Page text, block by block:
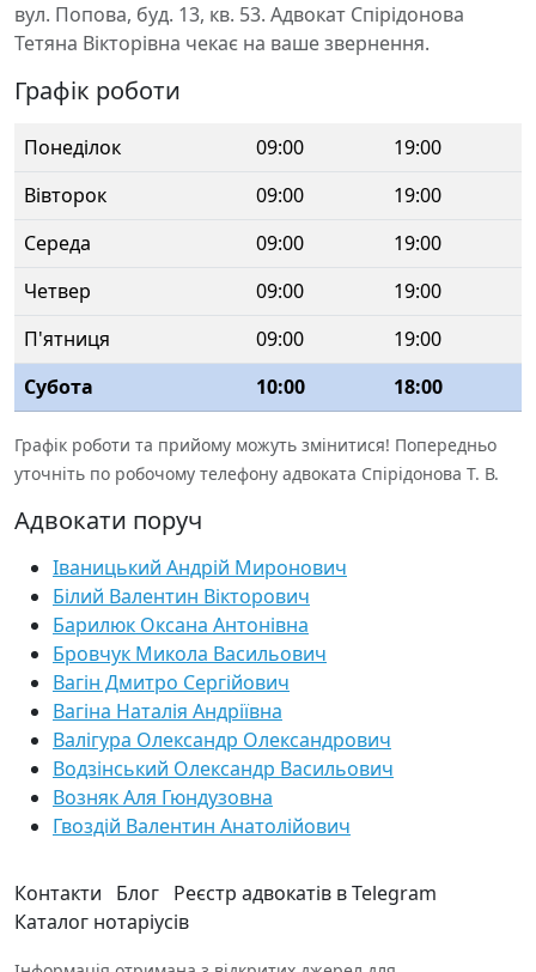
вул. Попова, буд. 13, кв. 53. Адвокат Спірідонова
Тетяна Вікторівна чекає на ваше звернення.
Графік роботи
Понеділок 09:00
19:00
Вівторок
09:00
19:00
Середа
09:00
19:00
Четвер
09:00
19:00
П'ятниця
09:00
19:00
Субота
10:00 18:00
Графік роботи та прийому можуть змінитися! Попередньо
уточніть по робочому телефону адвоката Спірідонова Т. В.
Адвокати поруч
Іваницький Андрій Миронович
Білий Валентин Вікторович
Барилюк Оксана Антонівна
Бровчук Микола Васильович
Вагін Дмитро Сергійович
Вагіна Наталія Андріївна
Валігура Олександр Олександрович
Водзінський Олександр Васильович
Возняк Аля Гюндузовна
Гвоздій Валентин Анатолійович
Контакти Блог Реєстр адвокатів в Telegram
Каталог нотаріусів